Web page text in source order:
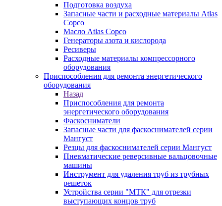
Подготовка воздуха
Запасные части и расходные материалы Atlas
Copco
Масло Atlas Copco
Генераторы азота и кислорода
Ресиверы
Расходные материалы компрессорного
оборудования
Приспособления для ремонта энергетического
оборудования
Назад
Приспособления для ремонта
энергетического оборудования
Фаскосниматели
Запасные части для фаскоснимателей серии
Мангуст
Резцы для фаскоснимателей серии Мангуст
Пневматические реверсивные вальцовочные
машины
Инструмент для удаления труб из трубных
решеток
Устройства серии "МТК" для отрезки
выступающих концов труб